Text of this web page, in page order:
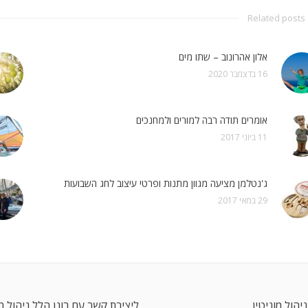
Related posts
אלון אהרונוב – שתו מים
16 בדצמבר 2020
אומרים תודה רבה למורים ולמחנכים
11 ביוני 2017
ג'נטלמן מציעה מגוון מתנות ופרטי עיצוב לחג השבועות
29 במאי 2017